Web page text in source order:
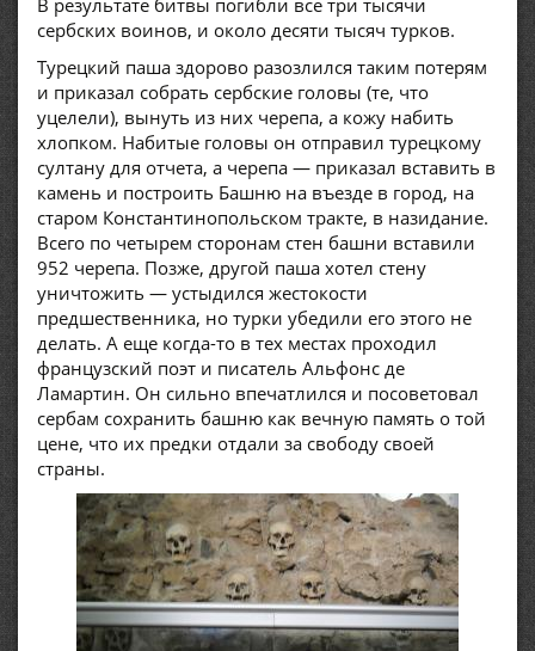
В результате битвы погибли все три тысячи
сербских воинов, и около десяти тысяч турков.
Турецкий паша здорово разозлился таким потерям
и приказал собрать сербские головы (те, что
уцелели), вынуть из них черепа, а кожу набить
хлопком. Набитые головы он отправил турецкому
султану для отчета, а черепа — приказал вставить в
камень и построить Башню на въезде в город, на
старом Константинопольском тракте, в назидание.
Всего по четырем сторонам стен башни вставили
952 черепа. Позже, другой паша хотел стену
уничтожить — устыдился жестокости
предшественника, но турки убедили его этого не
делать. А еще когда-то в тех местах проходил
французский поэт и писатель Альфонс де
Ламартин. Он сильно впечатлился и посоветовал
сербам сохранить башню как вечную память о той
цене, что их предки отдали за свободу своей
страны.